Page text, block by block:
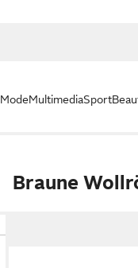
ModeMultimediaSport
Braune